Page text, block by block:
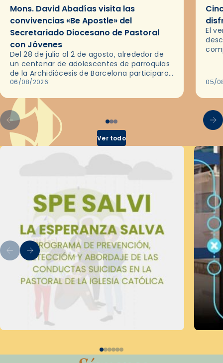
Mons. David Abadías visita las
convivencias «Be Apostle» del
Secretariado Diocesano de Pastoral
con Jóvenes
Del 28 de julio al 2 de agosto, alrededor de
un centenar de adolescentes de parroquias
de la Archidiócesis de Barcelona participaron
en las convivencias Be Apostle, organizadas
06/08/2026
El
05/
Ver todo